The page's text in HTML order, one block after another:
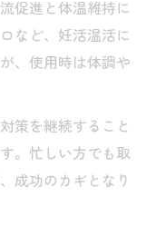
促進と体温維持に
など、妊活温活に
、使用時は体調や
策を継続すること
。忙しい方でも取
成功のカギとなり